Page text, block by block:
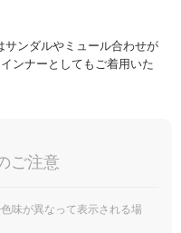
サンダルやミュール合わせが
ンナーとしてもご着用いた
ご注意
味が異なって表示される場